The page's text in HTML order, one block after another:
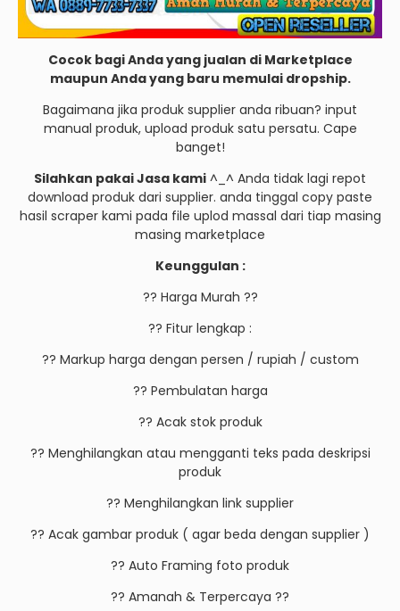
Cocok bagi Anda yang jualan di Marketplace
maupun Anda yang baru memulai dropship.
Bagaimana jika produk supplier anda ribuan? input
manual produk, upload produk satu persatu. Cape
banget!
Silahkan pakai Jasa kami ^_^ Anda tidak lagi repot
download produk dari supplier. anda tinggal copy paste
hasil scraper kami pada file uplod massal dari tiap masing
masing marketplace
Keunggulan :
?? Harga Murah ??
?? Fitur lengkap :
?? Markup harga dengan persen / rupiah / custom
?? Pembulatan harga
?? Acak stok produk
?? Menghilangkan atau mengganti teks pada deskripsi
produk
?? Menghilangkan link supplier
?? Acak gambar produk ( agar beda dengan supplier )
?? Auto Framing foto produk
?? Amanah & Terpercaya ??